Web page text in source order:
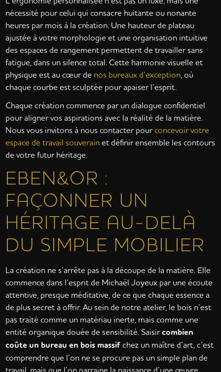
nécessité pour celui qui consacre huitante ou nonante
heures par mois à la création. Une hauteur de plateau
ajustée à votre morphologie et une organisation intuitive
des espaces de rangement permettent de travailler sans
fatigue, dans un silence total. Cette harmonie visuelle et
physique est au cœur de nos bureaux d’exception, où
chaque courbe est sculptée pour apaiser l’esprit.
Chaque création commence par un dialogue confidentiel
pour aligner vos aspirations avec la réalité de la matière.
Nous vous invitons à nous contacter pourconcevoir votre
espace de travail souverainet définir ensemble les contours
de votre futur héritage.
EBEN&OR :
FAÇONNER UN
HÉRITAGE AU-DELÀ
DU SIMPLE MOBILIER
La création ne s’arrête pas à la découpe de la matière. Elle
commence dans l’esprit de Michaël Joyeux par une écoute
attentive, presque méditative, de ce que chaque essence a
de plus secret à offrir. Au sein de notre atelier, le bois n’est
pas traité comme un matériau inerte, mais comme une
entité organique douée de sensibilité. Saisircombien
coûte un bureau en bois massifchez un maître d’art, c’est
comprendre que l’on ne se procure pas un simple plan de